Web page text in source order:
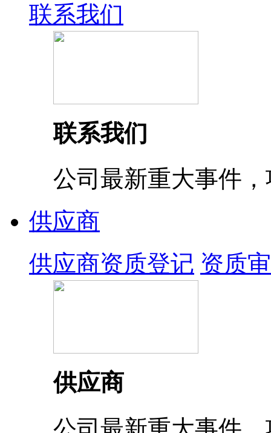
联系我们
联系我们
公司最新重大事件
供应商
供应商资质登记 资质
供应商